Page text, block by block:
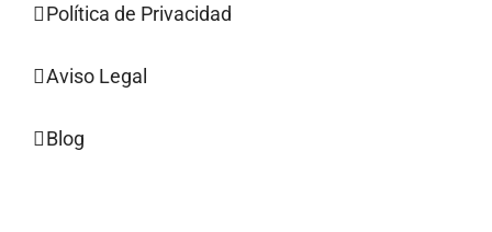
Política de Privacidad
Aviso Legal
Blog